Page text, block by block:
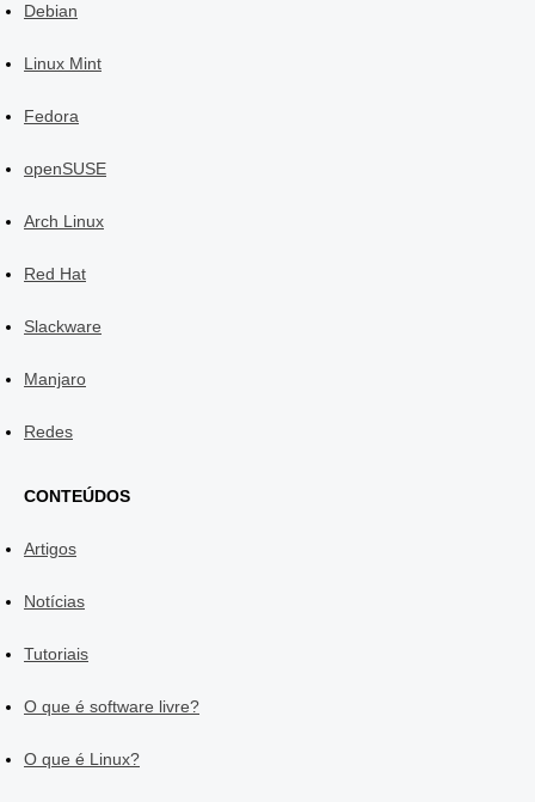
Debian
Linux Mint
Fedora
openSUSE
Arch Linux
Red Hat
Slackware
Manjaro
Redes
CONTEÚDOS
Artigos
Notícias
Tutoriais
O que é software livre?
O que é Linux?